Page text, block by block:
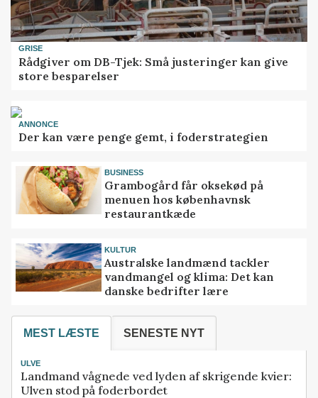
GRISE
Rådgiver om DB-Tjek: Små justeringer kan give
store besparelser
ANNONCE
Der kan være penge gemt, i foderstrategien
BUSINESS
Grambogård får oksekød på
menuen hos københavnsk
restaurantkæde
KULTUR
Australske landmænd tackler
vandmangel og klima: Det kan
danske bedrifter lære
MEST LÆSTE SENESTE NYT
ULVE
Landmand vågnede ved lyden af skrigende kvier:
Ulven stod på foderbordet